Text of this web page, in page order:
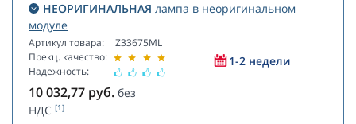
НЕОРИГИНАЛЬНАЯ лампа в неоригинальном
модуле
Артикул товара:
Прекц. качество:
Надежность:
Z33675ML
1-2 недели
10 032,77 руб. без
НДС [1]